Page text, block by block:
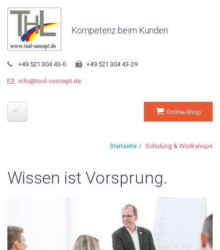
+49 521 304 43-0 +49 521 304 43-29
info@tool-concept.de
Kompetenz beim Kunden
Karriere / Ausbildung
Online-Shop
Startseite Schulung & Workshops
Wissen ist Vorsprung.